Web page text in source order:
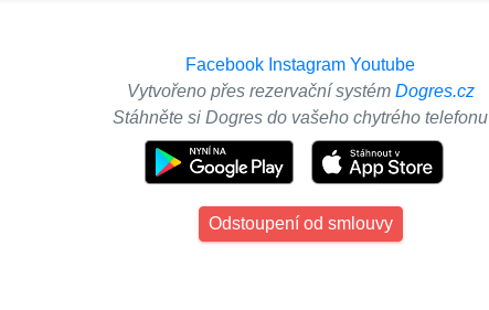
Facebook Instagram Youtube
Vytvořeno přes rezervační systém Dogres.cz
Stáhněte si Dogres do vašeho chytrého telefonu
Odstoupení od smlouvy